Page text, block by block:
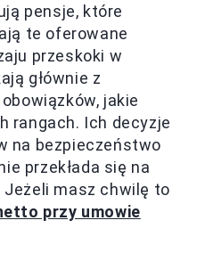
pensje, które
te oferowane
przeskoki w
głównie z
jakie
rangach. Ich decyzje
na bezpieczeństwo
przekłada się na
masz chwilę to
przy umowie